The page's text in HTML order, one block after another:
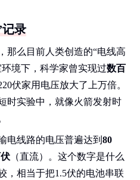
记录
那么目前人类创造的“电线高
境下，科学家曾实现过数百
伏家用电压放大了上万倍。
时实验中，就像火箭发射时
电线路的电压普遍达到 80
（直流）。这个数字是什么
，相当于把1.5伏的电池串联